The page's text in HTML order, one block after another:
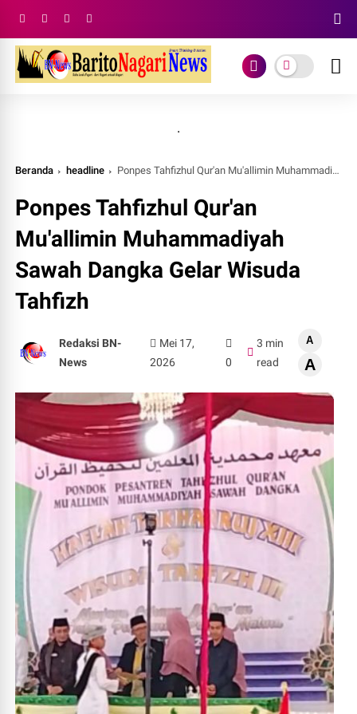
.
Beranda headline Ponpes Tahfizhul Qur'an Mu'allimin Muhammadiyah Sawah Dangka Gelar Wisuda Tahfizh
Ponpes Tahfizhul Qur'an
Mu'allimin Muhammadiyah
Sawah Dangka Gelar Wisuda
Tahfizh
Redaksi BN-
News
Mei 17,
2026
0
3 min
read
A
A